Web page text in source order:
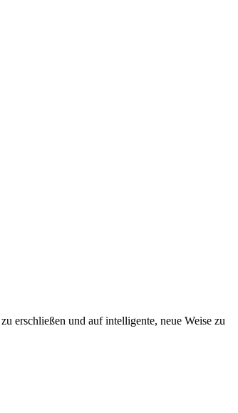
erschließen und auf intelligente, neue Weise zu